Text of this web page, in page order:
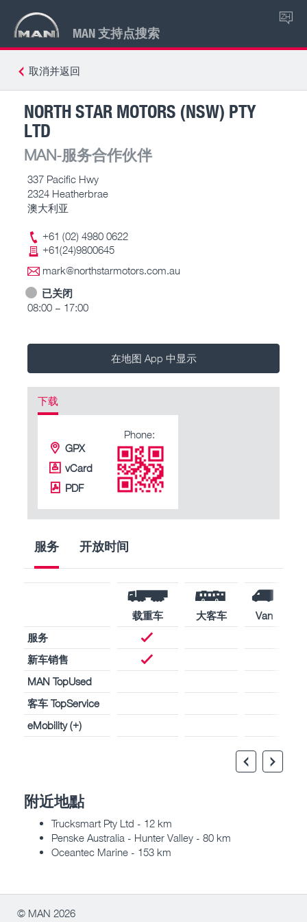
MAN 支持点搜索
ZH
取消并返回
NORTH STAR MOTORS (NSW) PTY
LTD
MAN-服务合作伙伴
337 Pacific Hwy
2324 Heatherbrae
澳大利亚
+61 (02) 4980 0622
+61(24)9800645
mark@northstarmotors.com.au
已关闭
08:00 – 17:00
在地图 App 中显示
下载
GPX
vCard
PDF
Phone:
服务 开放时间
载重车 大客车
Van
服务
新车销售
MAN TopUsed
客车 TopService
eMobility (+)
附近地點
Trucksmart Pty Ltd - 12 km
Penske Australia - Hunter Valley - 80 km
Oceantec Marine - 153 km
© MAN 2026